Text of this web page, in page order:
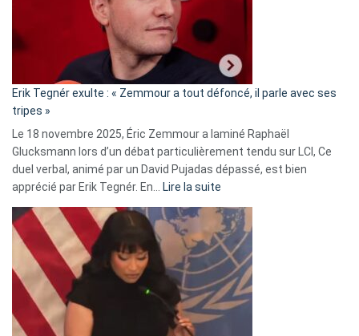
«
C’est
fake
news
»
Erik Tegnér exulte : « Zemmour a tout défoncé, il parle avec ses
tripes »
Le 18 novembre 2025, Éric Zemmour a laminé Raphaël
Glucksmann lors d’un débat particulièrement tendu sur LCI, Ce
duel verbal, animé par un David Pujadas dépassé, est bien
apprécié par Erik Tegnér. En…
Lire la suite
Tegnér
exulte
« Zemmour
a
tout